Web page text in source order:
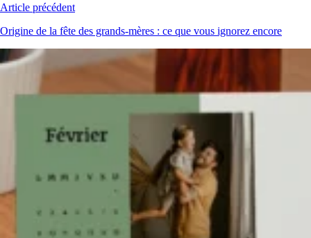
Article précédent
Origine de la fête des grands-mères : ce que vous ignorez encore